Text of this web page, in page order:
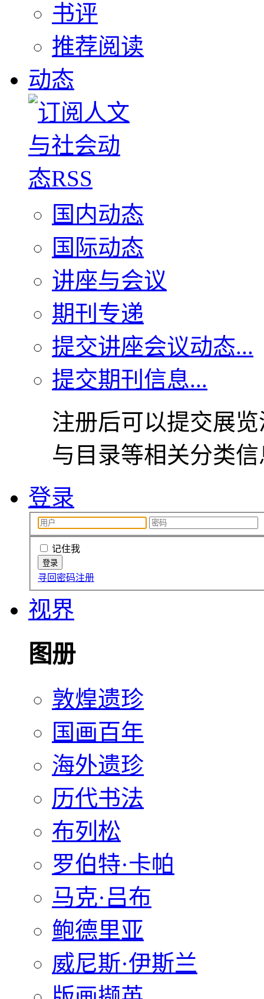
书评
推荐阅读
动态
国内动态
国际动态
讲座与会议
期刊专递
提交讲座会议动态...
提交期刊信息...
注册后可以提交展
与目录等相关分类
登录
记住我
寻回密码注册
视界
图册
敦煌遗珍
国画百年
海外遗珍
历代书法
布列松
罗伯特·卡帕
马克·吕布
鲍德里亚
威尼斯·伊斯兰